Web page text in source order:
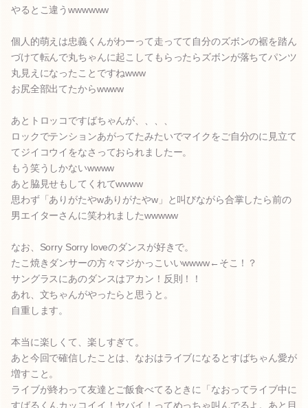
やるとこ違うwwwwww
個人的萌えは忠義くんがわーって走ってて自分のズボンの裾を踏ん
づけて転んで丸ちゃんに起こしてもらったらズボンが落ちてパンツ
丸見えになったことですねwww
お尻全部出てたからwwww
あとトロッコですばちゃんが、、、、
ロックでテンションあがってたみたいでマイクをご自分のに見立て
てジイコウイをなさっておられましたー。
もう笑うしかないwwww
あと脇見せもしてくれてwwww
思わず「ありがたやwありがたやw」と叫びながら合掌したら前の
男エイターさんに笑われましたwwwww
なお、Sorry Sorry loveのダンスが好きで。
たこ焼きダンサーの方々マジかっこいいwwww←そこ！？
サングラスにあのダンスはアカン！反則！！
あれ、文ちゃんがやったらと思うと。
自重します。
本当に楽しくて、楽しすぎて。
あと今回で確信したことは、なおはライブになるとすばちゃん愛が
増すこと。
ライブが終わって友達とご飯食べてるときに「なおってライブ中に
すばるくんカッコイイ！ヤバイ！ってめっちゃ叫んでるよ。あと目